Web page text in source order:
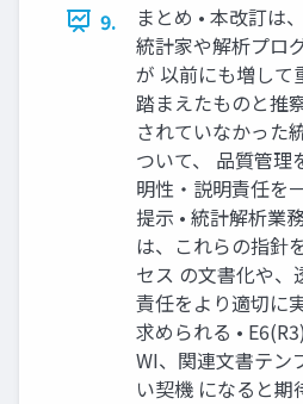
9.
まとめ • 本改訂は
統計家や解析プロ
が 以前にも増して
踏まえたものと推
されていなかった
ついて、 品質管理
明性・説明責任を
提示 • 統計解析業
は、これらの指針
セス の文書化や、
責任をより適切に
求められる •
WI、関連文書テン
い契機 になると期